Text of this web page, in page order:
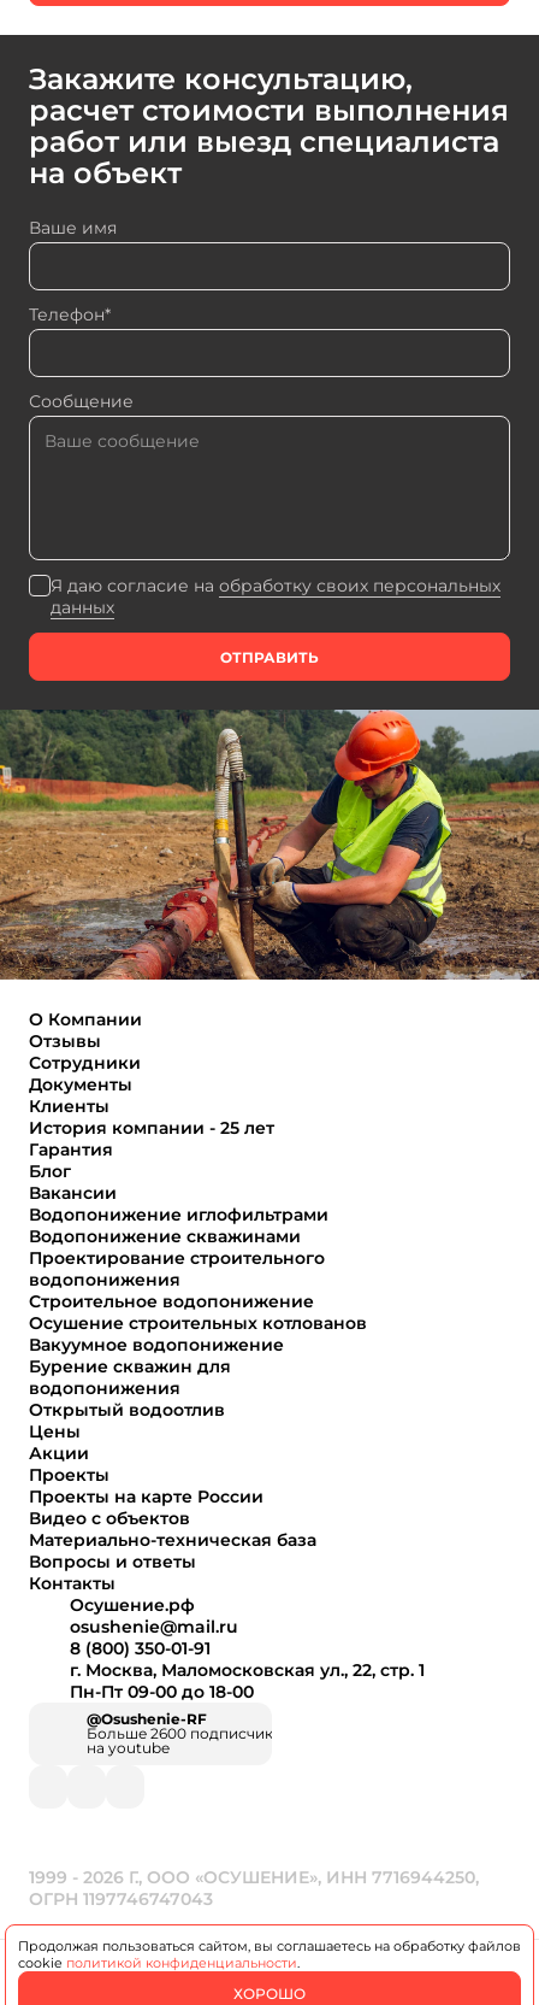
Закажите консультацию,
расчет стоимости выполнения
работ или выезд специалиста
на объект
Ваше имя
Телефон*
Сообщение
Я даю согласие на обработку своих персональных
данных
ОТПРАВИТЬ
О Компании
Отзывы
Сотрудники
Документы
Клиенты
История компании - 25 лет
Гарантия
Блог
Вакансии
Водопонижение иглофильтрами
Водопонижение скважинами
Проектирование строительного
водопонижения
Строительное водопонижение
Осушение строительных котлованов
Вакуумное водопонижение
Бурение скважин для
водопонижения
Открытый водоотлив
Цены
Акции
Проекты
Проекты на карте России
Видео с объектов
Материально-техническая база
Вопросы и ответы
Контакты
Осушение.рф
osushenie@mail.ru
8 (800) 350-01-91
г. Москва, Маломосковская ул., 22, стр. 1
Пн-Пт 09-00 до 18-00
@Osushenie-RF
Больше 2600 подписчиков
на youtube
1999 - 2026 Г., ООО «ОСУШЕНИЕ», ИНН 7716944250,
ОГРН 1197746747043
Разработка и продвижение
Продолжая пользоваться сайтом, вы соглашаетесь на обработку файлов
cookie политикой конфиденциальности.
ХОРОШО